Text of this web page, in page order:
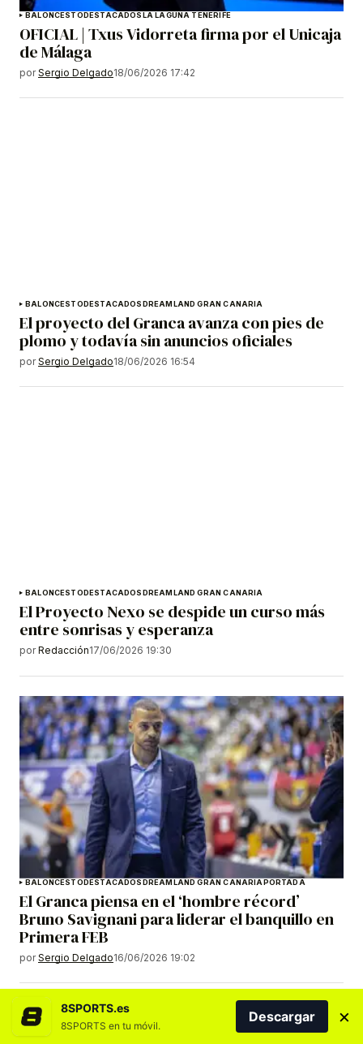
BALONCESTODESTACADOSLA LAGUNA TENERIFE
OFICIAL | Txus Vidorreta firma por el Unicaja
de Málaga
por Sergio Delgado18/06/2026 17:42
BALONCESTODESTACADOSDREAMLAND GRAN CANARIA
El proyecto del Granca avanza con pies de
plomo y todavía sin anuncios oficiales
por Sergio Delgado18/06/2026 16:54
BALONCESTO DESTACADOS DREAMLAND GRAN CANARIA
El Proyecto Nexo se despide un curso más
entre sonrisas y esperanza
por Redacción17/06/2026 19:30
BALONCESTODESTACADOSDREAMLAND GRAN CANARIAPORTADA
El Granca piensa en el ‘hombre récord’
Bruno Savignani para liderar el banquillo en
Primera FEB
por Sergio Delgado16/06/2026 19:02
8SPORTS.es
8SPORTS en tu móvil.
Descargar ×